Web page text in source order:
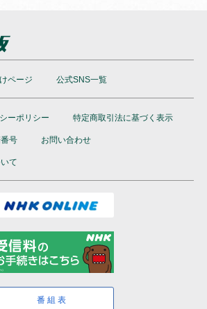
ページ 公式SNS一覧
ーポリシー 特定商取引法に基づく表示
号 お問い合わせ
て
番組表